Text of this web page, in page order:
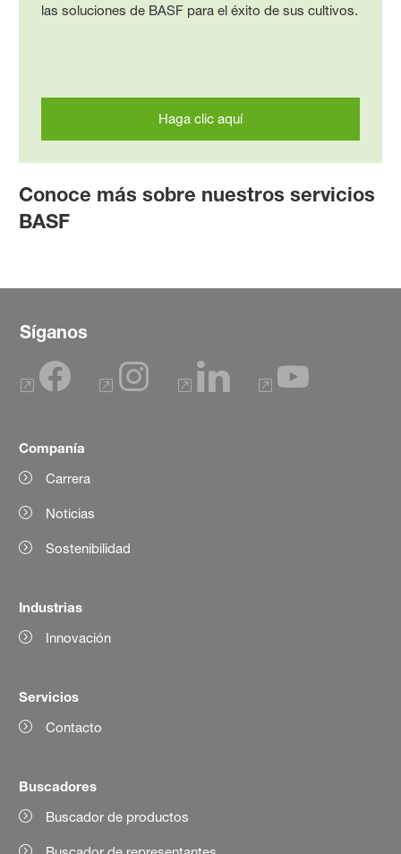
las soluciones de BASF para el éxito de sus cultivos.
Haga clic aquí
Conoce más sobre nuestros servicios
BASF
Síganos
Companía
Carrera
Noticias
Sostenibilidad
Industrias
Innovación
Servicios
Contacto
Buscadores
Buscador de productos